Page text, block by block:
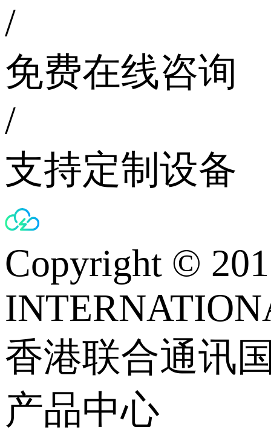
/
免费在线咨询
/
支持定制设备
Copyright ©
香港联合通讯
产品中心